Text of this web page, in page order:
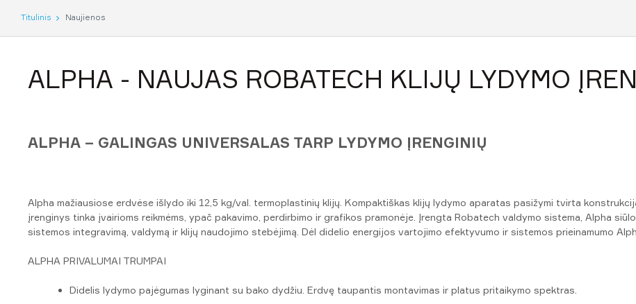
Titulinis Naujienos
ALPHA - NAUJAS ROBATECH KLIJŲ LYDYMO
ALPHA – GALINGAS UNIVERSALAS TARP LYDYMO ĮRENGINIŲ
Alpha mažiausiose erdvėse išlydo iki 12,5 kg/val. termoplastinių klijų. Kompaktiškas klijų lydymo aparatas pasižymi tvirta
įrenginys tinka įvairioms reikmėms, ypač pakavimo, perdirbimo ir grafikos pramonėje. Įrengta Robatech valdymo sistema, Alpha
sistemos integravimą, valdymą ir klijų naudojimo stebėjimą. Dėl didelio energijos vartojimo efektyvumo ir sistemos prieinamumo
ALPHA PRIVALUMAI TRUMPAI
Didelis lydymo pajėgumas lyginant su bako dydžiu. Erdvę taupantis montavimas ir platus pritaikymo spektras.